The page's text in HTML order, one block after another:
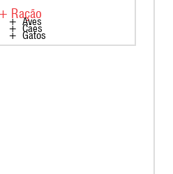
+ Ração
+ Aves
+ Cães
+ Gatos